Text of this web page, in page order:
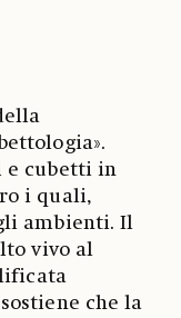
e cubetti in
i quali,
ambienti. Il
vivo al
che la